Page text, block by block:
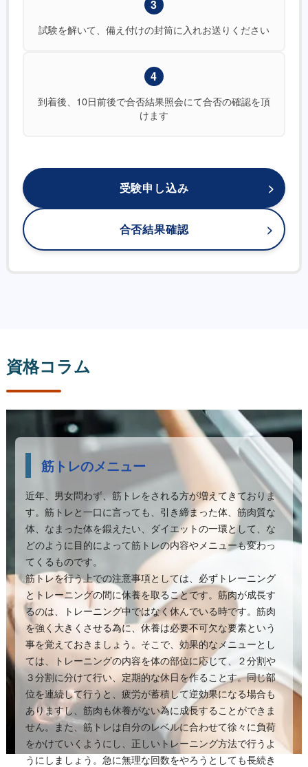
受験申し込み
合否結果確認
3
試験を解いて、備え付けの封筒に入れお送りください
4
到着後、10日前後で合否結果照会にて合否の確認を頂
けます
資格コラム
筋トレのメニュー
近年、男女問わず、筋トレをされる方が増えてきておりま
す。筋トレと一口に言っても、引き締まった体、筋肉質な
体、なまった体を鍛えたい、ダイエットの一環として、な
どのように目的によって筋トレの内容やメニューも変わっ
てくるものです。
筋トレを行う上での注意事項としては、必ずトレーニング
とトレーニングの間に休養を取ることです。筋肉が成長す
るのは、トレーニング中ではなく休んでいる時です。筋肉
を強く大きくさせる為に、休養は必要不可欠な要素という
事を覚えておきましょう。そこで、効果的なメニューとし
ては、トレーニングの内容を体の部位に応じて、２分割や
３分割に分けて行い、定期的な休日を作ることす。同じ部
位を連続して行うと、疲労が蓄積して逆効果になる場合も
ありますし、筋肉も休養がない為に成長することができま
せん。また、筋トレは自分のレベルに合わせて徐々に負荷
をかけていくようにし、正しいトレーニング方法で行うよ
うにしましょう。急に無理な回数をやろうとしても長続き